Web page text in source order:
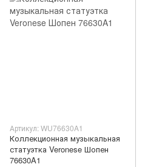
Артикул: WU76630A1
Коллекционная музыкальная
статуэтка Veronese Шопен
76630A1